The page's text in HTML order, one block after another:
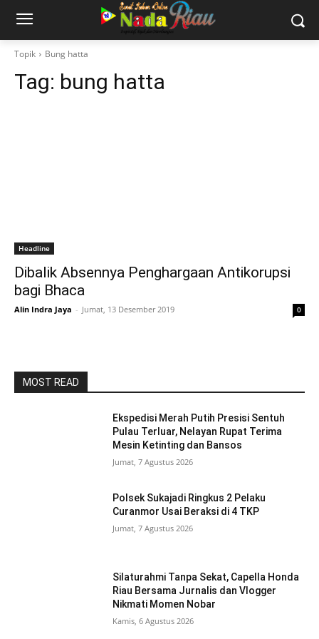
Topik Bung hatta
Tag: bung hatta
Headline
Dibalik Absennya Penghargaan Antikorupsi
bagi Bhaca
Alin Indra Jaya - Jumat, 13 Desember 2019 0
MOST READ
Ekspedisi Merah Putih Presisi Sentuh
Pulau Terluar, Nelayan Rupat Terima
Mesin Ketinting dan Bansos
Jumat, 7 Agustus 2026
Polsek Sukajadi Ringkus 2 Pelaku
Curanmor Usai Beraksi di 4 TKP
Jumat, 7 Agustus 2026
Silaturahmi Tanpa Sekat, Capella Honda
Riau Bersama Jurnalis dan Vlogger
Nikmati Momen Nobar
Kamis, 6 Agustus 2026